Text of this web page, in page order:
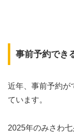
事前予約でき
近年、事前予約が
ています。
2025年のみさわ